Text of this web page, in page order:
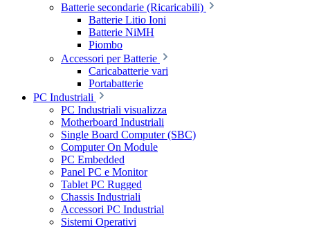
Batterie secondarie (Ricaricabili)
Batterie Litio Ioni
Batterie NiMH
Piombo
Accessori per Batterie
Caricabatterie vari
Portabatterie
PC Industriali
PC Industriali visualizza
Motherboard Industriali
Single Board Computer (SBC)
Computer On Module
PC Embedded
Panel PC e Monitor
Tablet PC Rugged
Chassis Industriali
Accessori PC Industrial
Sistemi Operativi